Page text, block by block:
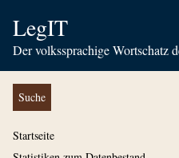
LegIT
Der volkssprachige Wortschatz
Suche
Startseite